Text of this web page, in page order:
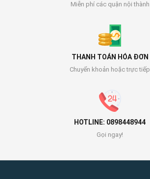
Miễn phí các quận nội thành
THANH TOÁN HÓA ĐƠN
Chuyển khoản hoặc trực tiếp
HOTLINE: 0898448944
Gọi ngay!